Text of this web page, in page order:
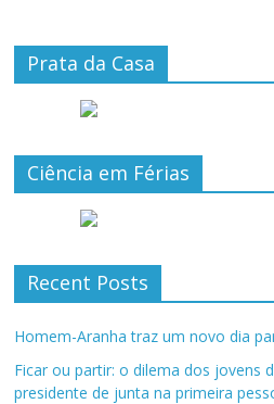
Prata da Casa
Ciência em Férias
Recent Posts
Homem-Aranha traz um novo dia
Ficar ou partir: o dilema dos jovens
presidente de junta na primeira